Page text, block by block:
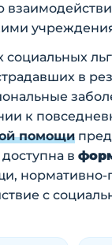
в
к
помощи
в
с